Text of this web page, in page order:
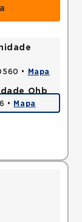
• Mapa
Ohb
• Mapa